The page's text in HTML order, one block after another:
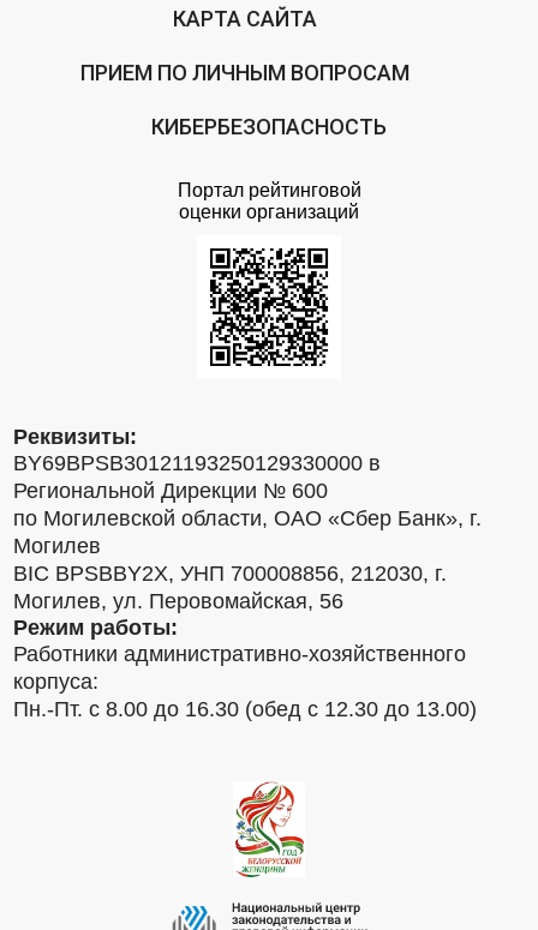
КАРТА САЙТА
ПРИЕМ ПО ЛИЧНЫМ ВОПРОСАМ
КИБЕРБЕЗОПАСНОСТЬ
Портал рейтинговой
оценки организаций
Реквизиты:
BY69BPSB30121193250129330000 в
Региональной Дирекции № 600
по Могилевской области, ОАО «Сбер Банк», г.
Могилев
BIC BPSBBY2X, УНП 700008856, 212030, г.
Могилев, ул. Перовомайская, 56
Режим работы:
Работники административно-хозяйственного
корпуса:
Пн.-Пт. с 8.00 до 16.30 (обед с 12.30 до 13.00)